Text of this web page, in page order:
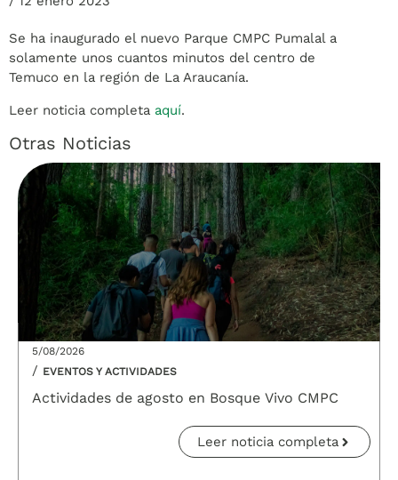
Se ha inaugurado el nuevo Parque CMPC Pumalal a
solamente unos cuantos minutos del centro de
Temuco en la región de La Araucanía.
Leer noticia completa aquí.
Otras Noticias
5/08/2026
/ EVENTOS Y ACTIVIDADES
Actividades de agosto en Bosque Vivo CMPC
Leer noticia completa